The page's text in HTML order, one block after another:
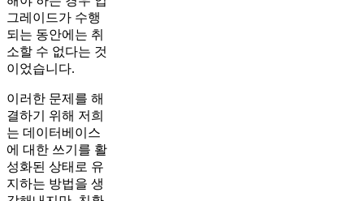
그레이드가 수행
되는 동안에는 취
소할 수 없다는 것
이었습니다.
이러한 문제를 해
결하기 위해 저희
는 데이터베이스
에 대한 쓰기를 활
성화된 상태로 유
지하는 방법을 생